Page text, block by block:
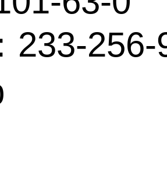
233-256-